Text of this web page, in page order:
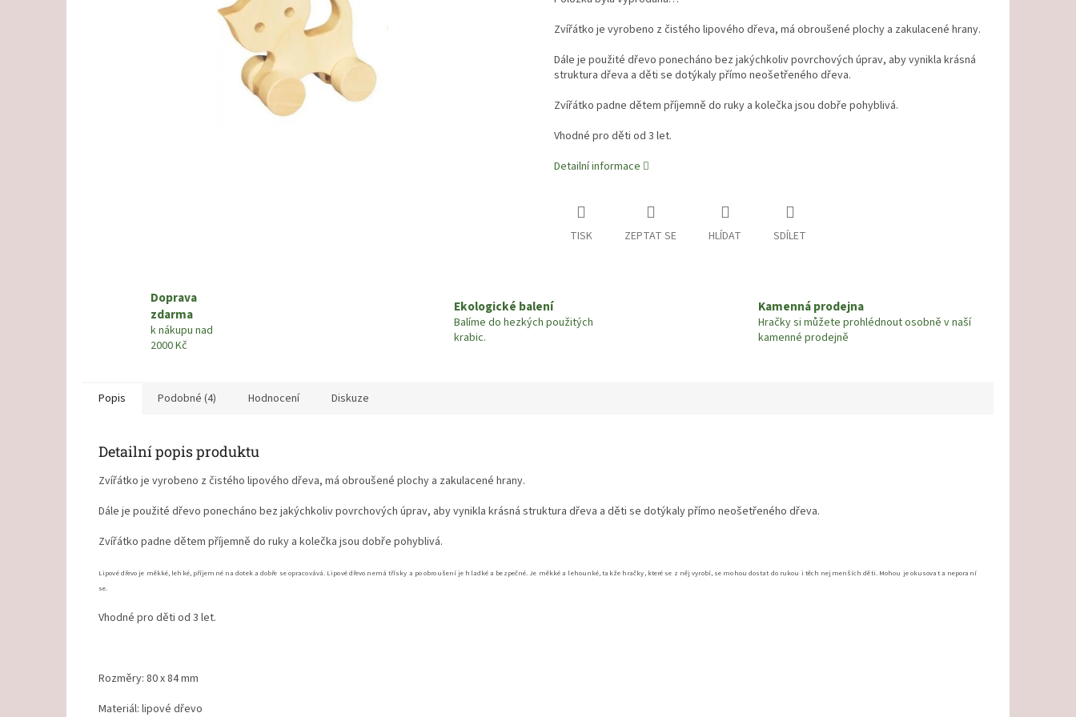
Zvířátko je vyrobeno z čistého lipového dřeva, má obroušené plochy a zakulacené hrany.
Dále je použité dřevo ponecháno bez jakýchkoliv povrchových úprav, aby vynikla krásná
struktura dřeva a děti se dotýkaly přímo neošetřeného dřeva.
Zvířátko padne dětem příjemně do ruky a kolečka jsou dobře pohyblivá.
Vhodné pro děti od 3 let.
Detailní informace
TISK ZEPTAT SE HLÍDAT SDÍLET
Doprava
zdarma
k nákupu nad
2000 Kč
Ekologické balení
Balíme do hezkých použitých
krabic.
Kamenná prodejna
Hračky si můžete prohlédnout osobně v naší
kamenné prodejně
Popis Podobné (4) Hodnocení Diskuze
Detailní popis produktu
Zvířátko je vyrobeno z čistého lipového dřeva, má obroušené plochy a zakulacené hrany.
Dále je použité dřevo ponecháno bez jakýchkoliv povrchových úprav, aby vynikla krásná struktura dřeva a děti se dotýkaly přímo neošetřeného dřeva.
Zvířátko padne dětem příjemně do ruky a kolečka jsou dobře pohyblivá.
Lipové dřevo je měkké, lehké, příjemné na dotek a dobře se opracovává. Lipové dřevo nemá třísky a po obroušení je hladké a bezpečné. Je měkké a lehounké, takže hračky, které se z něj vyrobí, se mohou dostat do rukou i těch nejmenších děti. Mohou je okusovat a neporaní
se.
Vhodné pro děti od 3 let.
Rozměry: 80 x 84 mm
Materiál: lipové dřevo